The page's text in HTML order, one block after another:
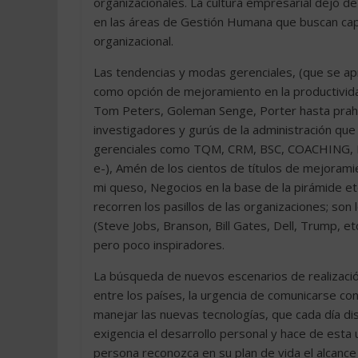
en las áreas de Gestión Humana que buscan
organizacional.
Las tendencias y modas gerenciales, (que se
como opción de mejoramiento en la
Tom Peters, Goleman Senge, Porter hasta
investigadores y gurús de la administración
gerenciales como TQM, CRM, BSC,
e-), Amén de los cientos de títulos de
mi queso, Negocios en la base de la
recorren los pasillos de las organizaciones;
(Steve Jobs, Branson, Bill Gates, Dell, Trump,
pero poco inspiradores.
La búsqueda de nuevos escenarios de
entre los países, la urgencia de comunicarse
manejar las nuevas tecnologías, que cada día
exigencia el desarrollo personal y hace de
persona reconozca en su plan de vida el